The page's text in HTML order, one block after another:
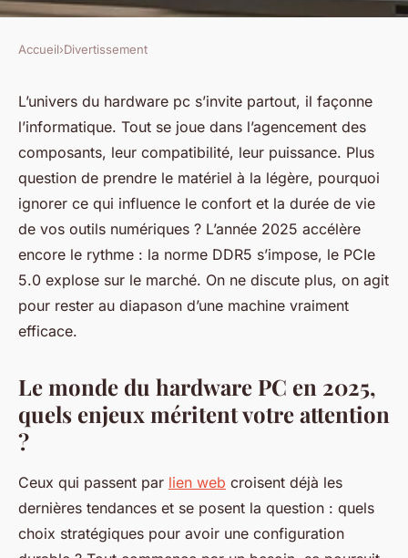
Tout savoir sur le hardware
PC : les composants
indispensables en 2024
Wassim•22 février 2026•12 min de lecture
Accueil›Divertissement
L’univers du hardware pc s’invite partout, il façonne
l’informatique. Tout se joue dans l’agencement des
composants, leur compatibilité, leur puissance. Plus
question de prendre le matériel à la légère, pourquoi
ignorer ce qui influence le confort et la durée de vie
de vos outils numériques ? L’année 2025 accélère
encore le rythme : la norme DDR5 s’impose, le PCIe
5.0 explose sur le marché. On ne discute plus, on agit
pour rester au diapason d’une machine vraiment
efficace.
Le monde du hardware PC en 2025,
quels enjeux méritent votre attention
?
Ceux qui passent par lien web croisent déjà les
dernières tendances et se posent la question : quels
choix stratégiques pour avoir une configuration